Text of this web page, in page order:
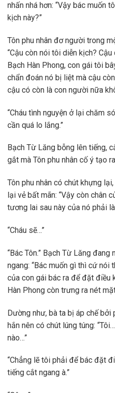
nhấn nhá hơn: “Vậy bác muốn
kịch này?”
Tôn phu nhân đơ người trong
“Cậu còn nói tôi diễn kịch?
Bạch Hàn Phong, con gái tôi
chẩn đoán nó bị liệt mà cậu
cậu có còn là con người nữa
“Cháu tình nguyện ở lại chăm
cần quá lo lắng.”
Bạch Từ Lăng bỗng lên tiếng,
gắt mà Tôn phu nhân cố ý tạo
Tôn phu nhân có chút khựng
lại vẻ bất mãn: “Vậy còn chân
tương lai sau này của nó phải
“Cháu sẽ…”
“Bác Tôn.” Bạch Từ Lăng
ngang: “Bác muốn gì thì cứ nói
của con gái bác ra để đặt điều
Hàn Phong còn trưng ra nét
Dường như, bà ta bị áp chế
hắn nên có chút lúng túng:
nào…”
“Chẳng lẽ tôi phải để bác đặt
tiếng cắt ngang à.”